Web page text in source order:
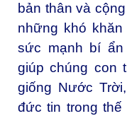
bản thân và
những khó
sức mạnh bí ẩn
giúp chúng con
giống Nước
đức tin trong thế